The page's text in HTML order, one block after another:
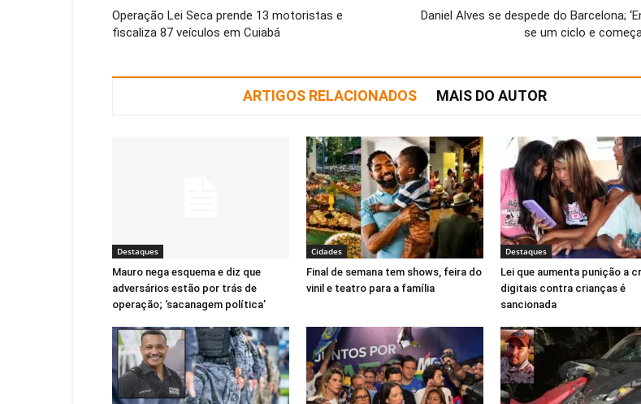
Operação Lei Seca prende 13 motoristas e
fiscaliza 87 veículos em Cuiabá
Daniel Alves se despede do Barcelona;
se um ciclo e
ARTIGOS RELACIONADOS MAIS DO AUTOR
Destaques
Mauro nega esquema e diz que
adversários estão por trás de
operação; ‘sacanagem política’
Cidades
Final de semana tem shows, feira do
vinil e teatro para a família
Destaques
Lei que aumenta punição a
digitais contra crianças é
sancionada